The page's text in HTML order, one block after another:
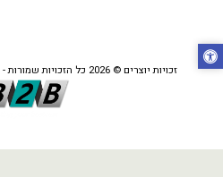
זכויות יוצרים © 2026 כל הזכויות שמורות -